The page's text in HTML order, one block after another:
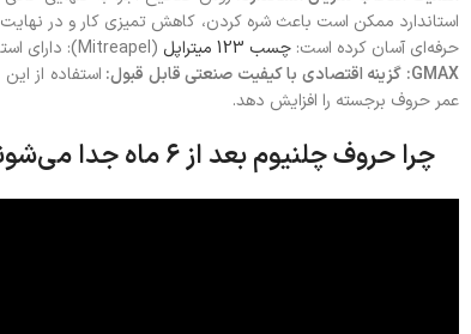
استاندارد ممکن است باعث شره کردن، کاهش تمیزی کار و در نهایت،
حرفه‌ای آسان کرده است: چسب 123 میتراپل
(Mitreapel): دارای استاندارد جهانی، گیرایی سریع و مقاوم در برابر تغییرات دمایی است.
GMAX: گزینه اقتصادی با کیفیت صنعتی قابل قبول:
استفاده از
عمر حروف برجسته را افزایش دهد.
چرا حروف چلنیوم بعد از ۶ ماه جدا می‌شوند؟(راهنمای ویدیویی)